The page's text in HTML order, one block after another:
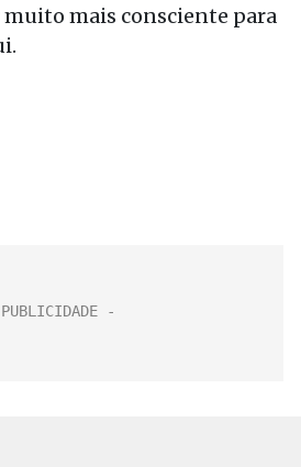
muito mais consciente para